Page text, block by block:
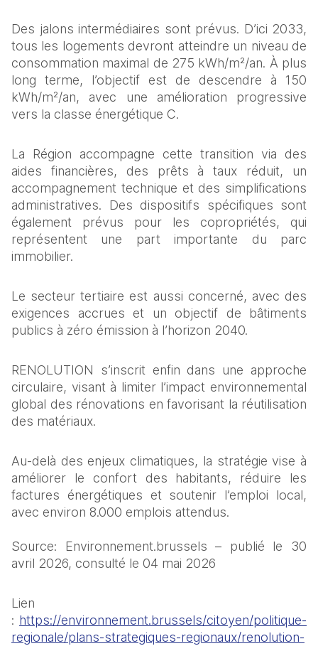
Des jalons intermédiaires sont prévus. D’ici 2033,
tous les logements devront atteindre un niveau de
consommation maximal de 275 kWh/m²/an. À plus
long terme, l’objectif est de descendre à 150
kWh/m²/an, avec une amélioration progressive
vers la classe énergétique C.
La Région accompagne cette transition via des
aides financières, des prêts à taux réduit, un
accompagnement technique et des simplifications
administratives. Des dispositifs spécifiques sont
également prévus pour les copropriétés, qui
représentent une part importante du parc
immobilier.
Le secteur tertiaire est aussi concerné, avec des
exigences accrues et un objectif de bâtiments
publics à zéro émission à l’horizon 2040.
RENOLUTION s’inscrit enfin dans une approche
circulaire, visant à limiter l’impact environnemental
global des rénovations en favorisant la réutilisation
des matériaux.
Au-delà des enjeux climatiques, la stratégie vise à
améliorer le confort des habitants, réduire les
factures énergétiques et soutenir l’emploi local,
avec environ 8.000 emplois attendus.
Source: Environnement.brussels – publié le 30
avril 2026, consulté le 04 mai 2026
Lien
: https://environnement.brussels/citoyen/politique-
regionale/plans-strategiques-regionaux/renolution-